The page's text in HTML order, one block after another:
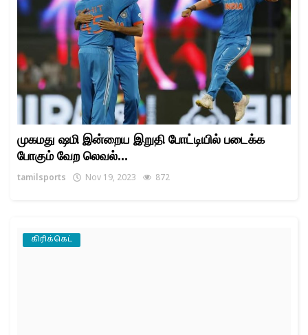
முகமது ஷமி இன்றைய இறுதி போட்டியில் படைக்க
போகும் வேற லெவல்...
tamilsports Nov 19, 2023 872
கிரிக்கெட்